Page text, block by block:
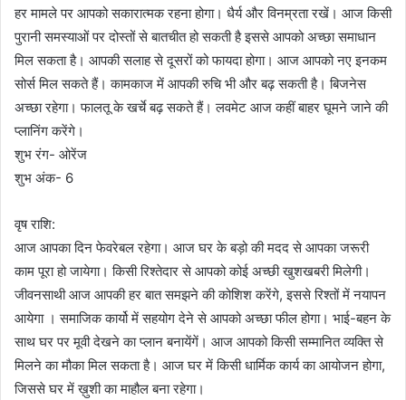
हर मामले पर आपको सकारात्मक रहना होगा। धैर्य और विनम्रता रखें। आज किसी
पुरानी समस्याओं पर दोस्तों से बातचीत हो सकती है इससे आपको अच्छा समाधान
मिल सकता है। आपकी सलाह से दूसरों को फायदा होगा। आज आपको नए इनकम
सोर्स मिल सकते हैं। कामकाज में आपकी रुचि भी और बढ़ सकती है। बिजनेस
अच्छा रहेगा। फालतू के खर्चे बढ़ सकते हैं। लवमेट आज कहीं बाहर घूमने जाने की
प्लानिंग करेंगे।
शुभ रंग- ओरेंज
शुभ अंक- 6
वृष राशि:
आज आपका दिन फेवरेबल रहेगा। आज घर के बड़ो की मदद से आपका जरूरी
काम पूरा हो जायेगा। किसी रिश्तेदार से आपको कोई अच्छी खुशखबरी मिलेगी।
जीवनसाथी आज आपकी हर बात समझने की कोशिश करेंगे, इससे रिश्तों में नयापन
आयेगा । समाजिक कार्यो में सहयोग देने से आपको अच्छा फील होगा। भाई-बहन के
साथ घर पर मूवी देखने का प्लान बनायेंगें। आज आपको किसी सम्मानित व्यक्ति से
मिलने का मौका मिल सकता है। आज घर में किसी धार्मिक कार्य का आयोजन होगा,
जिससे घर में ख़ुशी का माहौल बना रहेगा।